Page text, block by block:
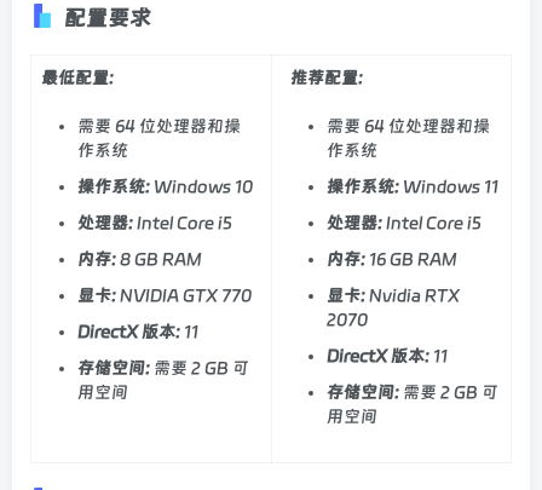
配置要求
最低配置:
需要 64 位处理器和操
作系统
操作系统: Windows 10
处理器:Intel Core i5
内存:8 GB RAM
显卡:NVIDIA GTX 770
DirectX 版本: 11
存储空间: 需要 2 GB 可
用空间
推荐配置:
需要 64 位处理器和操
作系统
操作系统: Windows 11
处理器:Intel Core i5
内存: 16 GB RAM
显卡:Nvidia RTX
2070
DirectX 版本: 11
存储空间: 需要 2 GB 可
用空间